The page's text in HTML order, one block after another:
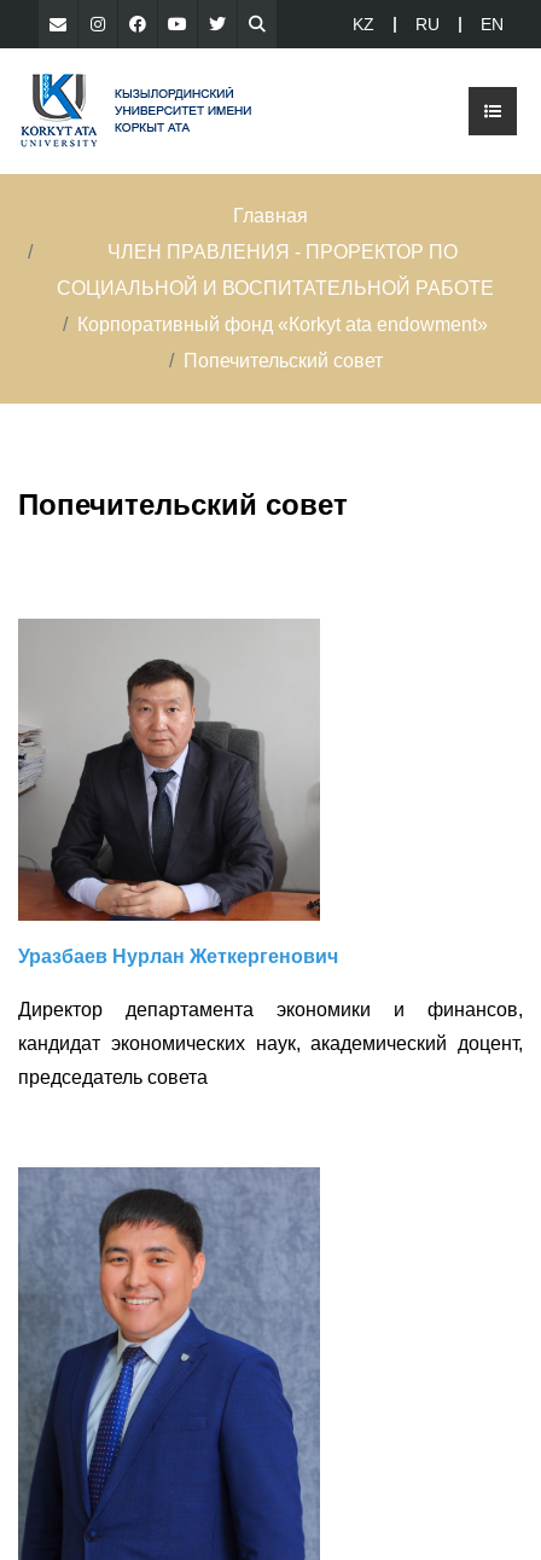
KZ RU EN
Главная
ЧЛЕН ПРАВЛЕНИЯ - ПРОРЕКТОР ПО
СОЦИАЛЬНОЙ И ВОСПИТАТЕЛЬНОЙ РАБОТЕ
Корпоративный фонд «Кorkyt ata endowment»
Попечительский совет
Попечительский совет
Уразбаев Нурлан Жеткергенович
Директор департамента экономики и финансов,
кандидат экономических наук, академический доцент,
председатель совета